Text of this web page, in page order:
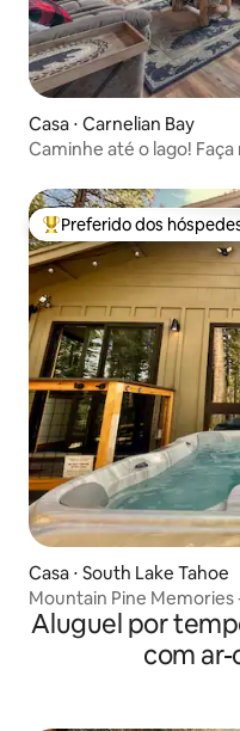
Casa ⋅ Carnelian Bay
Caminhe até o lago!
Entre os melhores
Preferido dos
Casa ⋅ South Lake Tahoe
Mountain Pine Memories
banheira de
Aluguel por
com